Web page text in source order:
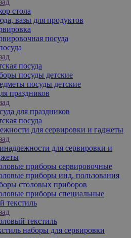
стола
вазы для продуктов
посуда
посуда
посуды детские
посуды детские
праздников
для праздников
посуда
для сервировки и гаджеты
для сервировки и
приборы сервировочные
приборы инд. пользования
столовых приборов
приборы специальные
текстиль
текстиль
наборы для сервировки